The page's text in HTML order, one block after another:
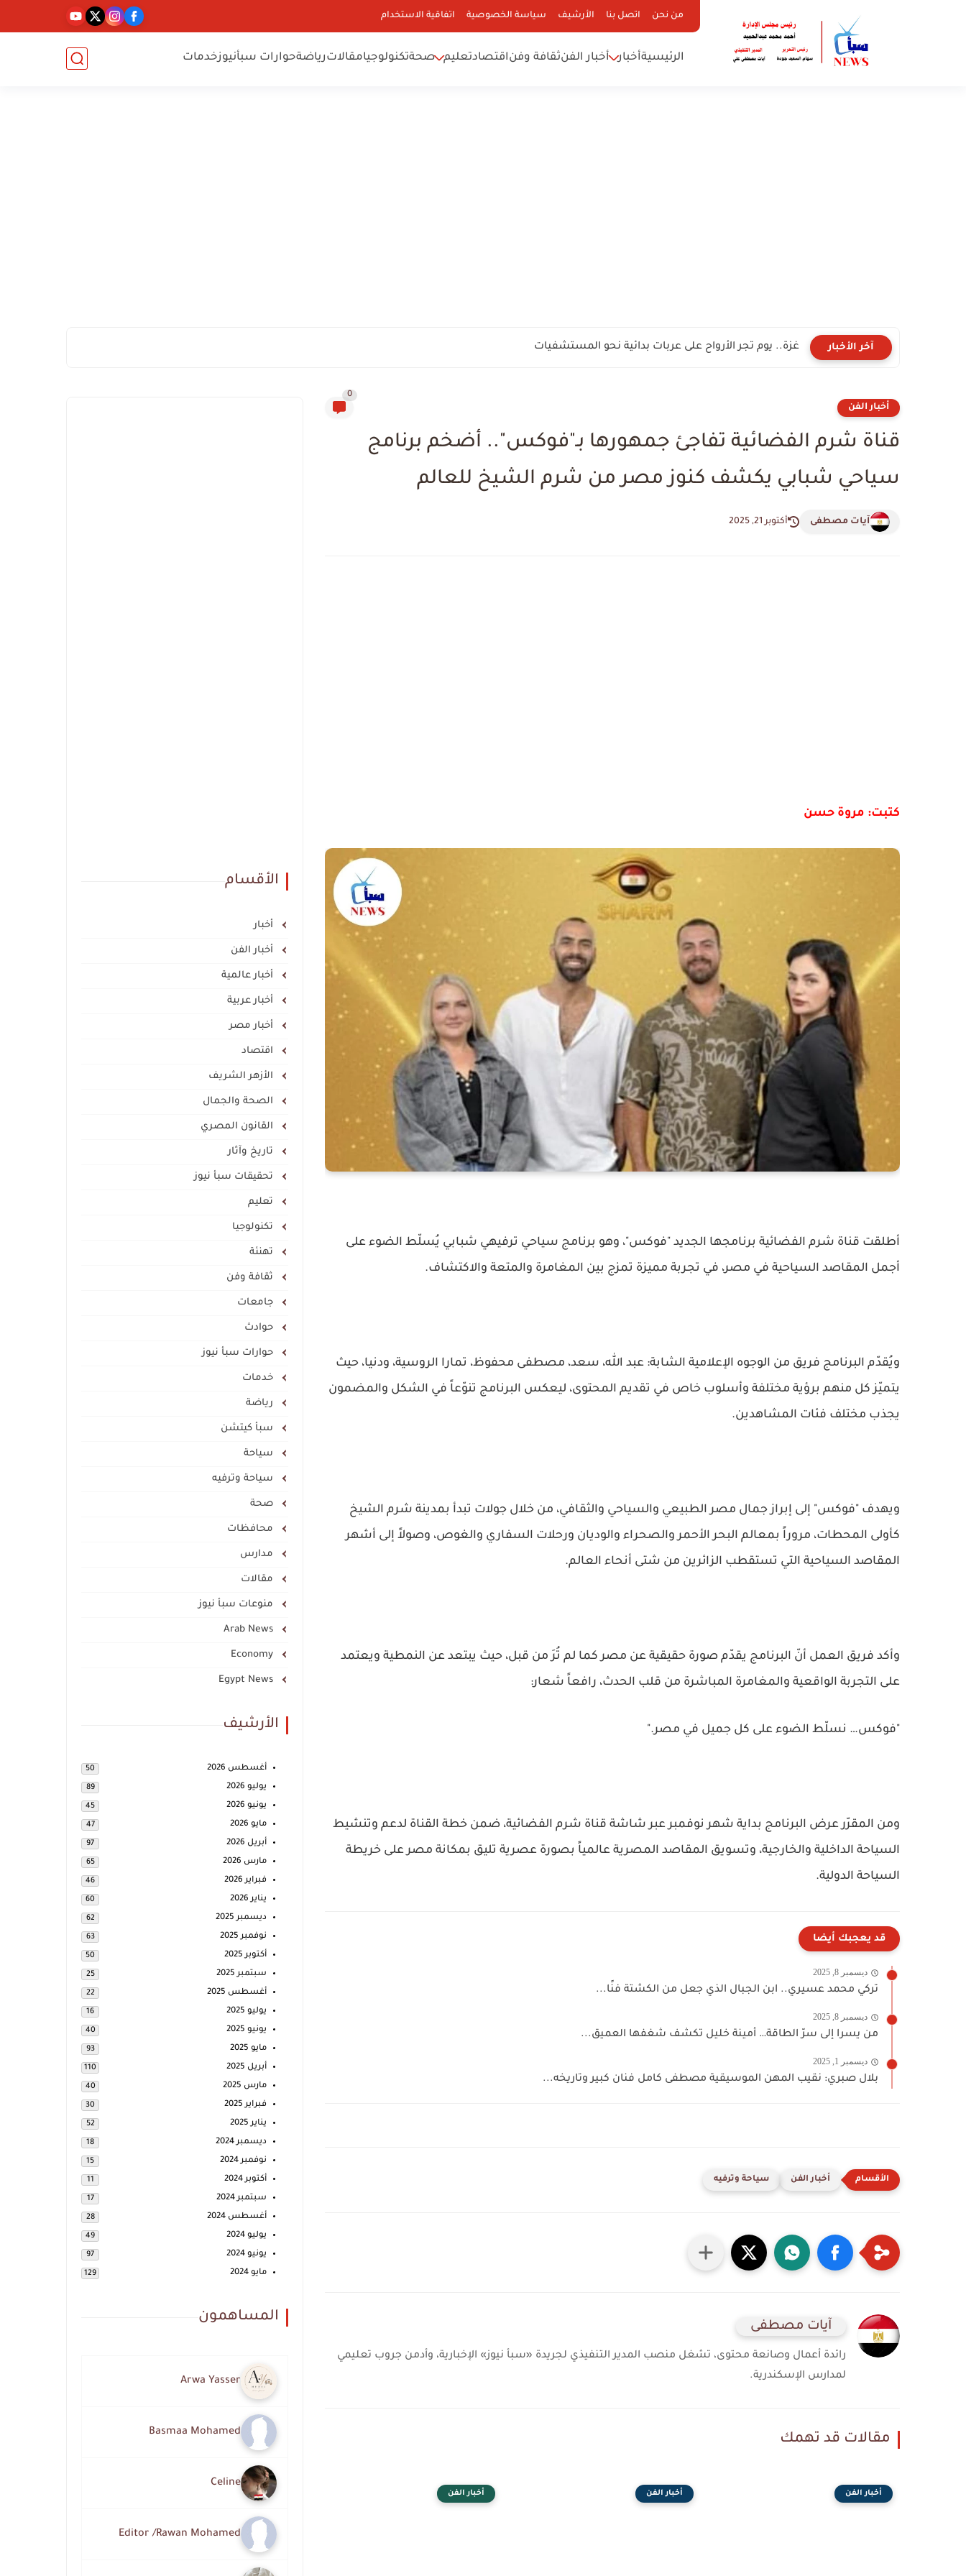
من نحن اتصل بنا الأرشيف سياسة الخصوصية اتفاقية الاستخدام
الرئيسيةأخبار أخبار الفنثقافة وفناقتصادتعليم صحةتكنولوجيامقالاترياضةحوارات سبأنيوزخدمات
آخر الأخبار غزة.. يوم تجر الأرواح على عربات بدائية نحو المستشفيات
أخبار الفن
0
قناة شرم الفضائية تفاجئ جمهورها بـ"فوكس".. أضخم برنامج
سياحي شبابي يكشف كنوز مصر من شرم الشيخ للعالم
آيات مصطفى أكتوبر 21, 2025
كتبت: مروة حسن
أطلقت قناة شرم الفضائية برنامجها الجديد "فوكس"، وهو برنامج سياحي ترفيهي شبابي يُسلّط الضوء على
أجمل المقاصد السياحية في مصر، في تجربة مميزة تمزج بين المغامرة والمتعة والاكتشاف.
ويُقدّم البرنامج فريق من الوجوه الإعلامية الشابة: عبد الله، سعد، مصطفى محفوظ، تمارا الروسية، ودنيا، حيث
يتميّز كل منهم برؤية مختلفة وأسلوب خاص في تقديم المحتوى، ليعكس البرنامج تنوّعاً في الشكل والمضمون
يجذب مختلف فئات المشاهدين.
ويهدف "فوكس" إلى إبراز جمال مصر الطبيعي والسياحي والثقافي، من خلال جولات تبدأ بمدينة شرم الشيخ
كأولى المحطات، مروراً بمعالم البحر الأحمر والصحراء والوديان ورحلات السفاري والغوص، وصولاً إلى أشهر
المقاصد السياحية التي تستقطب الزائرين من شتى أنحاء العالم.
وأكد فريق العمل أنّ البرنامج يقدّم صورة حقيقية عن مصر كما لم تُرَ من قبل، حيث يبتعد عن النمطية ويعتمد
على التجربة الواقعية والمغامرة المباشرة من قلب الحدث، رافعاً شعار:
"فوكس… نسلّط الضوء على كل جميل في مصر."
ومن المقرّر عرض البرنامج بداية شهر نوفمبر عبر شاشة قناة شرم الفضائية، ضمن خطة القناة لدعم وتنشيط
السياحة الداخلية والخارجية، وتسويق المقاصد المصرية عالمياً بصورة عصرية تليق بمكانة مصر على خريطة
السياحة الدولية.
قد يعجبك أيضا
ديسمبر 8, 2025
تركي محمد عسيري.. ابن الجبال الذي جعل من الكشتة فنًا...
ديسمبر 8, 2025
من يسرا إلى سرّ الطاقة… أمينة خليل تكشف شغفها العميق...
ديسمبر 1, 2025
بلال صبري: نقيب المهن الموسيقية مصطفى كامل فنان كبير وتاريخه...
أخبار الفن سياحة وترفيه
آيات مصطفى
رائدة أعمال وصانعة محتوى، تشغل منصب المدير التنفيذي لجريدة «سبأ نيوز» الإخبارية، وأدمن جروب تعليمي
لمدارس الإسكندرية.
مقالات قد تهمك
أخبار الفن أخبار الفن أخبار الفن
الأقسام
أخبار
أخبار الفن
أخبار عالمية
أخبار عربية
أخبار مصر
اقتصاد
الأزهر الشريف
الصحة والجمال
القانون المصري
تاريخ وآثار
تحقيقات سبأ نيوز
تعليم
تكنولوجيا
تهنئة
ثقافة وفن
جامعات
حوادث
حوارات سبأ نيوز
خدمات
رياضة
سبأ كيتشن
سياحة
سياحة وترفيه
صحة
محافظات
مدارس
مقالات
منوعات سبأ نيوز
Arab News
Economy
Egypt News
الأرشيف
أغسطس 2026 50
يوليو 2026 89
يونيو 2026 45
مايو 2026 47
أبريل 2026 97
مارس 2026 65
فبراير 2026 46
يناير 2026 60
ديسمبر 2025 62
نوفمبر 2025 63
أكتوبر 2025 50
سبتمبر 2025 25
أغسطس 2025 22
يوليو 2025 16
يونيو 2025 40
مايو 2025 93
أبريل 2025 110
مارس 2025 40
فبراير 2025 30
يناير 2025 52
ديسمبر 2024 18
نوفمبر 2024 15
أكتوبر 2024 11
سبتمبر 2024 17
أغسطس 2024 28
يوليو 2024 49
يونيو 2024 97
مايو 2024 129
المساهمون
Arwa Yasser
Basmaa Mohamed
Celine
Editor /Rawan Mohamed